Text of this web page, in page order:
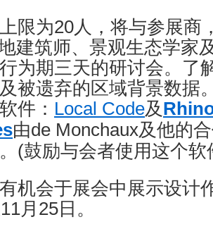
限为20人，将与参展商
建筑师、景观生态学家
为期三天的研讨会。了
被遗弃的区域背景数据
件： Local Code及
由de Monchaux及他的
(鼓励与会者使用这个软
机会于展会中展示设计
月25日。